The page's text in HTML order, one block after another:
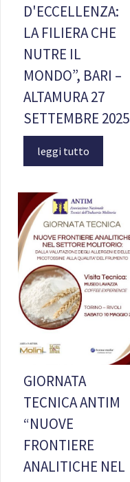
D'ECCELLENZA:
LA FILIERA CHE
NUTRE IL
MONDO”, BARI –
ALTAMURA 27
SETTEMBRE 2025
leggi tutto
GIORNATA
TECNICA ANTIM
“NUOVE
FRONTIERE
ANALITICHE NEL